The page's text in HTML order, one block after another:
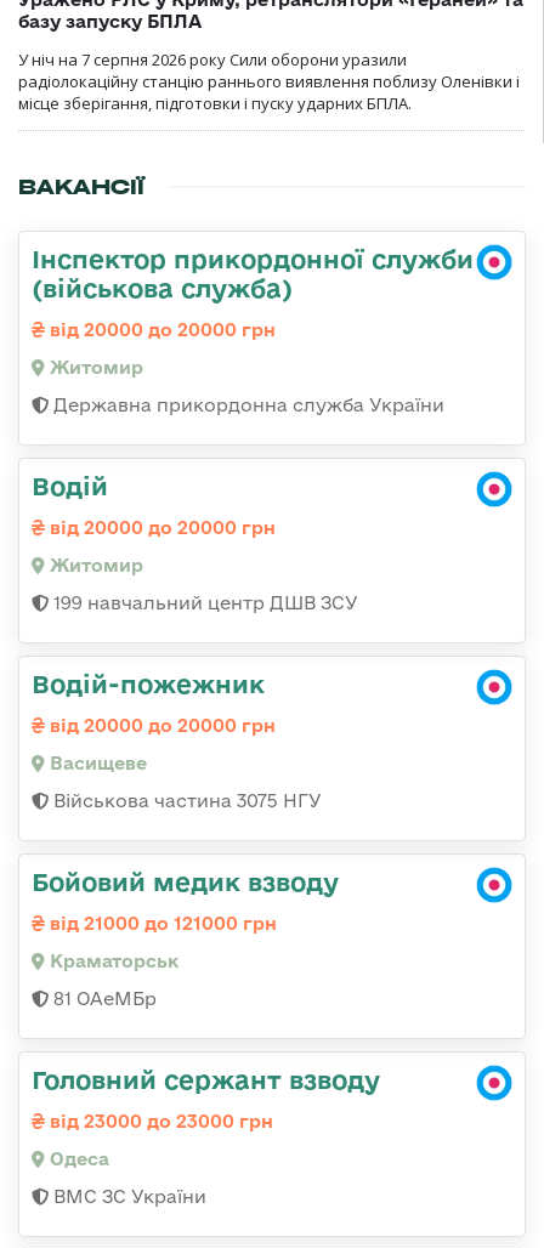
базу запуску БПЛА
У ніч на 7 серпня 2026 року Сили оборони уразили
радіолокаційну станцію раннього виявлення поблизу Оленівки і
місце зберігання, підготовки і пуску ударних БПЛА.
ВАКАНСІЇ
Інспектор прикордонної служби
(військова служба)
від 20000 до 20000 грн
Житомир
Державна прикордонна служба України
Водій
від 20000 до 20000 грн
Житомир
199 навчальний центр ДШВ ЗСУ
Водій-пожежник
від 20000 до 20000 грн
Васищеве
Військова частина 3075 НГУ
Бойовий медик взводу
від 21000 до 121000 грн
Краматорськ
81 ОАеМБр
Головний сержант взводу
від 23000 до 23000 грн
Одеса
ВМС ЗС України